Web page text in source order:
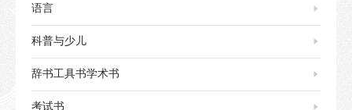
语言
科普与少儿
辞书工具书学术书
考试书